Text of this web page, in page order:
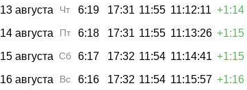
13 августа
Чт 6:19 17:31 11:55 11:12:11 +1:14
14 августа
Пт 6:18 17:31 11:55 11:13:26 +1:15
15 августа Сб 6:17 17:32 11:54 11:14:41 +1:15
16 августа
Вс 6:16 17:32 11:54 11:15:57 +1:16